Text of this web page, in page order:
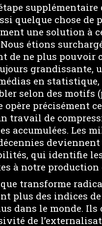
quelque chose de
une solution à
étions
de ne plus pouvoir
en
selon des motifs
précisément
travail de
accumulées. Les
qui identifie
à notre
transforme
plus des indices
dans le monde.
de